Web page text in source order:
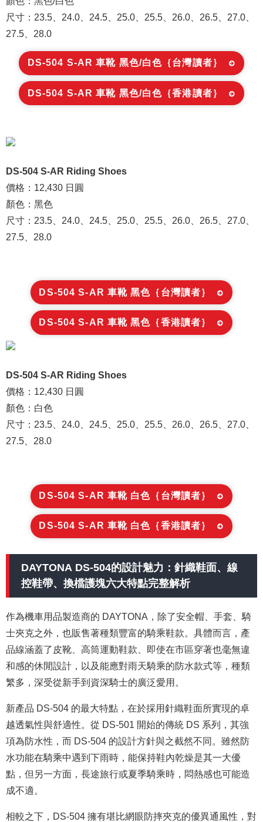
尺寸：23.5、24.0、24.5、25.0、25.5、26.0、26.5、27.0、
27.5、28.0
DS-504 S-AR 車靴 黑色/白色｛台灣讀者｝
DS-504 S-AR 車靴 黑色/白色｛香港讀者｝
DS-504 S-AR Riding Shoes
價格：12,430 日圓
顏色：黑色
尺寸：23.5、24.0、24.5、25.0、25.5、26.0、26.5、27.0、
27.5、28.0
DS-504 S-AR 車靴 黑色｛台灣讀者｝
DS-504 S-AR 車靴 黑色｛香港讀者｝
DS-504 S-AR Riding Shoes
價格：12,430 日圓
顏色：白色
尺寸：23.5、24.0、24.5、25.0、25.5、26.0、26.5、27.0、
27.5、28.0
DS-504 S-AR 車靴 白色｛台灣讀者｝
DS-504 S-AR 車靴 白色｛香港讀者｝
DAYTONA DS-504的設計魅力：針織鞋面、線
控鞋帶、換檔護塊六大特點完整解析
作為機車用品製造商的 DAYTONA，除了安全帽、手套、騎
士夾克之外，也販售著種類豐富的騎乘鞋款。具體而言，產
品線涵蓋了皮靴、高筒運動鞋款、即使在市區穿著也毫無違
和感的休閒設計，以及能應對雨天騎乘的防水款式等，種類
繁多，深受從新手到資深騎士的廣泛愛用。
新產品 DS-504 的最大特點，在於採用針織鞋面所實現的卓
越透氣性與舒適性。從 DS-501 開始的傳統 DS 系列，其強
項為防水性，而 DS-504 的設計方針與之截然不同。雖然防
水功能在騎乘中遇到下雨時，能保持鞋內乾燥是其一大優
點，但另一方面，長途旅行或夏季騎乘時，悶熱感也可能造
成不適。
相較之下，DS-504 擁有堪比網眼防摔夾克的優異通風性，對